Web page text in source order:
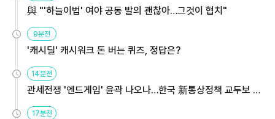
與 "'하늘이법' 여야 공동 발의 괜찮아…그것이 협치"
9분전
'캐시딜' 캐시워크 돈 버는 퀴즈, 정답은?
14분전
관세전쟁 '엔드게임' 윤곽 나오나…한국 新통상정책 교두보 활
용해야
17분전